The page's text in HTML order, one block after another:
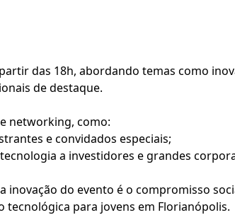
das 18h, abordando temas como
de destaque.
networking, como:
e convidados especiais;
a investidores e grandes
inovação do evento é o compromisso
para jovens em Florianópolis.